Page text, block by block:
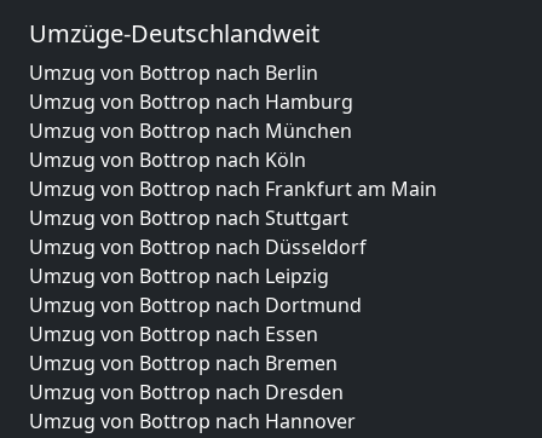
Umzüge-Deutschlandweit
Umzug von Bottrop nach Berlin
Umzug von Bottrop nach Hamburg
Umzug von Bottrop nach München
Umzug von Bottrop nach Köln
Umzug von Bottrop nach Frankfurt am Main
Umzug von Bottrop nach Stuttgart
Umzug von Bottrop nach Düsseldorf
Umzug von Bottrop nach Leipzig
Umzug von Bottrop nach Dortmund
Umzug von Bottrop nach Essen
Umzug von Bottrop nach Bremen
Umzug von Bottrop nach Dresden
Umzug von Bottrop nach Hannover